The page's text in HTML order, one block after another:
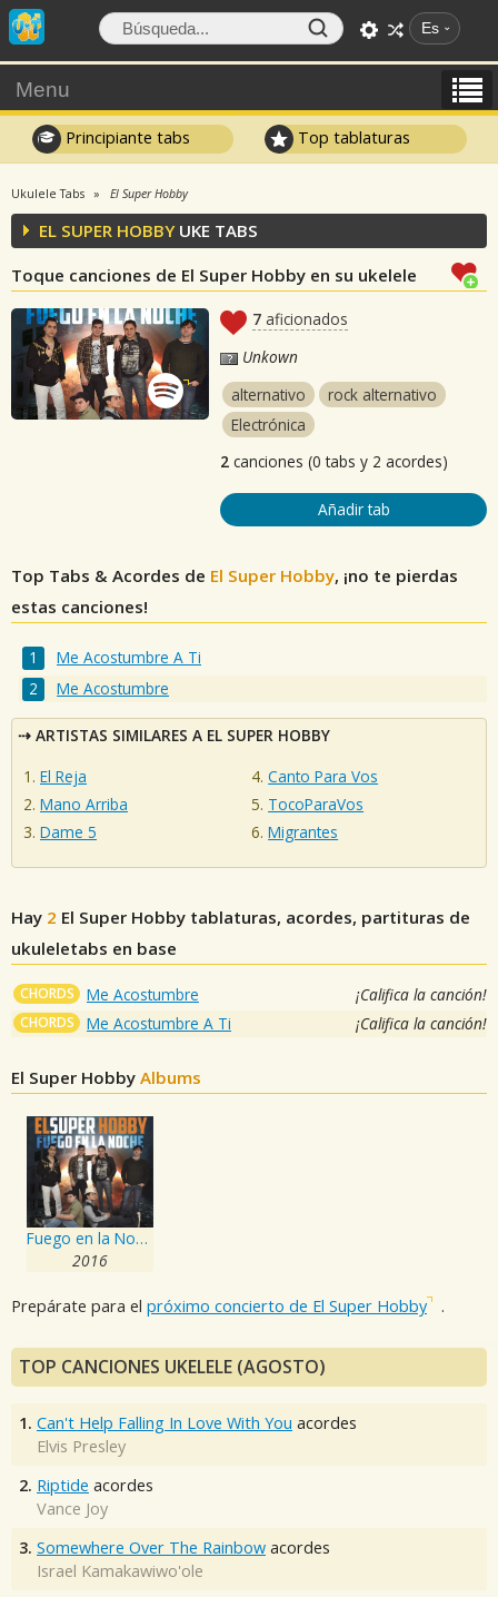
Es
Menu
Principiante tabs Top tablaturas
Ukulele Tabs El Super Hobby
EL SUPER HOBBYUKE TABS
Toque canciones de El Super Hobby en su ukelele
7 aficionados
Unkown
alternativo
rock alternativo
Electrónica
2 canciones (0 tabs y 2 acordes)
Añadir tab
Top Tabs & Acordes de El Super Hobby, ¡no te pierdas
estas canciones!
Me Acostumbre A Ti
Me Acostumbre
ARTISTAS SIMILARES A EL SUPER HOBBY
El Reja
Mano Arriba
Dame 5
Canto Para Vos
TocoParaVos
Migrantes
Hay 2 El Super Hobby tablaturas, acordes, partituras de
ukuleletabs en base
CHORDS Me Acostumbre ¡Califica la canción!
CHORDS Me Acostumbre A Ti ¡Califica la canción!
El Super Hobby Albums
Fuego en la Noche
2016
Prepárate para el próximo concierto de El Super Hobby .
TOP CANCIONES UKELELE (AGOSTO)
1. Can't Help Falling In Love With You acordes
Elvis Presley
2. Riptide acordes
Vance Joy
3. Somewhere Over The Rainbow acordes
Israel Kamakawiwo'ole